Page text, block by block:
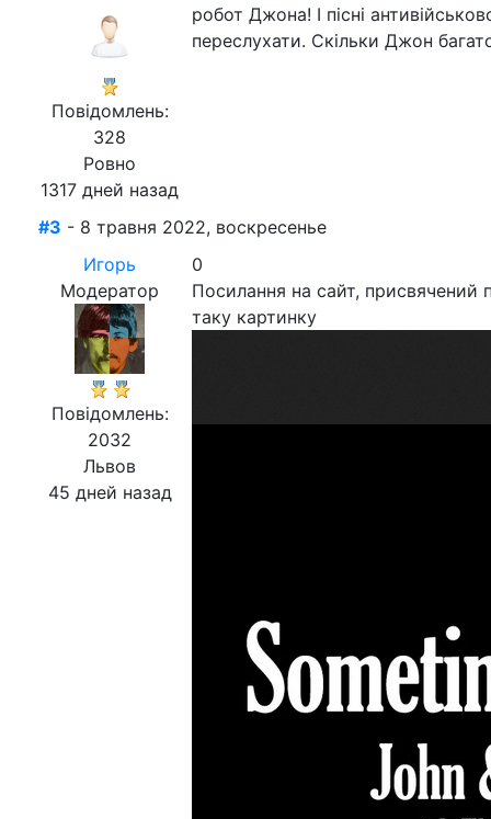
Повідомлень:
328
Ровно
1317 дней назад
робот Джона! І пісні
переслухати. Скільки Джон
#3 - 8 травня 2022, воскресенье
Игорь
Модератор
Повідомлень:
2032
Львов
45 дней назад
0
Посилання на сайт, присвячений
таку картинку